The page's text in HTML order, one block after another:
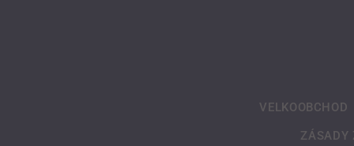
VELKOOBCHOD
ZÁSADY